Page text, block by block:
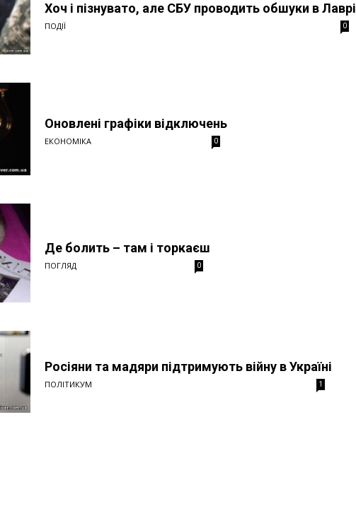
Хоч і пізнувато, але СБУ проводить обшуки в Лаврі
ПОДІЇ 0
Оновлені графіки відключень
ЕКОНОМІКА 0
Де болить – там і торкаєш
ПОГЛЯД 0
Росіяни та мадяри підтримують війну в Україні
ПОЛІТИКУМ 1